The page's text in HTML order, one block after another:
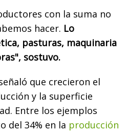
con la suma no
hacer. Lo
pasturas, maquinaria
sostuvo.
que crecieron el
y la superficie
Entre los ejemplos
del 34% en la producción